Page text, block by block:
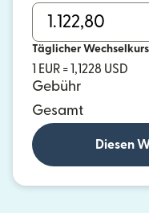
Täglicher Wechselkurs
1 EUR = 1,1228 USD
Gebühr
Gesamt
Diesen